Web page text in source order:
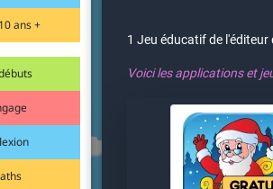
ans +
1 Jeu éducatif de
Voici les applications et